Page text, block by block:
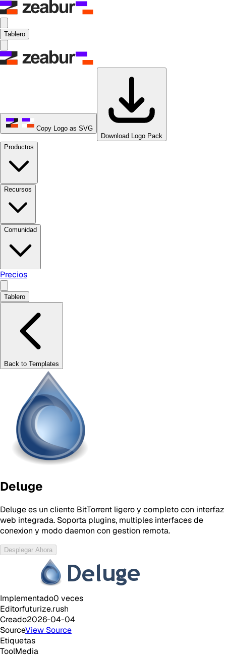
Tablero
Copy Logo as SVG
Download Logo Pack
Productos
Recursos
Comunidad
Precios
Tablero
Back to Templates
Deluge
Deluge es un cliente BitTorrent ligero y completo con interfaz
web integrada. Soporta plugins, multiples interfaces de
conexion y modo daemon con gestion remota.
Desplegar Ahora
Implementado0 veces
Editorfuturize.rush
Creado2026-04-04
SourceView Source
Etiquetas
ToolMedia